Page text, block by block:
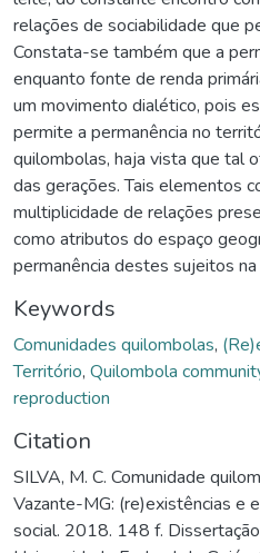
relações de sociabilidade que
Constata-se também que a
enquanto fonte de renda
um movimento dialético, pois
permite a permanência no
quilombolas, haja vista que tal
das gerações. Tais elementos
multiplicidade de relações
como atributos do espaço
permanência destes sujeitos
Keywords
Comunidades quilombolas,
Território, Quilombola
reproduction
Citation
SILVA, M. C. Comunidade
Vazante-MG: (re)existências e
social. 2018. 148 f.